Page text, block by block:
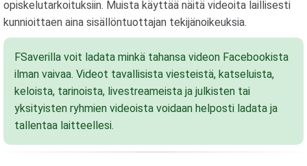
opiskelutarkoituksiin. Muista käyttää näitä videoita laillisesti
kunnioittaen aina sisällöntuottajan tekijänoikeuksia.
FSaverilla voit ladata minkä tahansa videon Facebookista
ilman vaivaa. Videot tavallisista viesteistä, katseluista,
keloista, tarinoista, livestreameista ja julkisten tai
yksityisten ryhmien videoista voidaan helposti ladata ja
tallentaa laitteellesi.